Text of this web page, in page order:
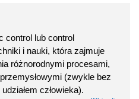
control lub control
i nauki, która zajmuje
różnorodnymi procesami,
(zwykle bez
człowieka).